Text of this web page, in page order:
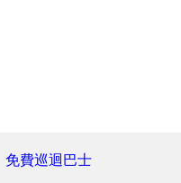
免費巡迴巴士